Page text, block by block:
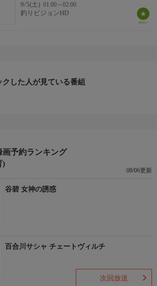
9/5(土) 01:00～02:00
釣りビジョンHD
した人が見ている番組
画予約ランキング
)
08/06更新
谷碧 女神の誘惑
百合川サシャ チェートヴィルチ
次回放送